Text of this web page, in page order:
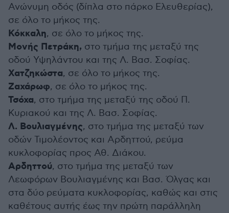
Ανώνυμη οδός (δίπλα στο πάρκο Ελευθερίας),
σε όλο το μήκος της.
Κόκκαλη, σε όλο το μήκος της.
Μονής Πετράκη, στο τμήμα της μεταξύ της
οδού Υψηλάντου και της Λ. Βασ. Σοφίας.
Χατζηκώστα, σε όλο το μήκος της.
Ζαχάρωφ, σε όλο το μήκος της.
Τσόχα, στο τμήμα της μεταξύ της οδού Π.
Κυριακού και της Λ. Βασ. Σοφίας.
Λ. Βουλιαγμένης, στο τμήμα της μεταξύ των
οδών Τιμολέοντος και Αρδηττού, ρεύμα
κυκλοφορίας προς Αθ. Διάκου.
Αρδηττού, στο τμήμα της μεταξύ των
Λεωφόρων Βουλιαγμένης και Βασ. Όλγας και
στα δύο ρεύματα κυκλοφορίας, καθώς και στις
καθέτους αυτής έως την πρώτη παράλληλη